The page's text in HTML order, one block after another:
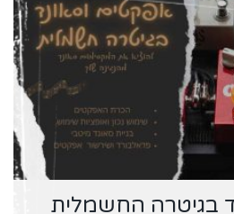
בגיטרה החשמלית